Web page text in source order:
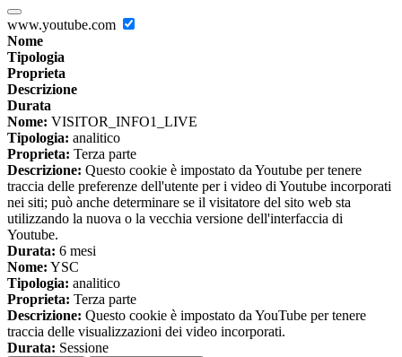
www.youtube.com
Nome
Tipologia
Proprieta
Descrizione
Durata
Nome: VISITOR_INFO1_LIVE
Tipologia: analitico
Proprieta: Terza parte
Descrizione: Questo cookie è impostato da Youtube per tenere
traccia delle preferenze dell'utente per i video di Youtube incorporati
nei siti; può anche determinare se il visitatore del sito web sta
utilizzando la nuova o la vecchia versione dell'interfaccia di
Youtube.
Durata: 6 mesi
Nome: YSC
Tipologia: analitico
Proprieta: Terza parte
Descrizione: Questo cookie è impostato da YouTube per tenere
traccia delle visualizzazioni dei video incorporati.
Durata: Sessione